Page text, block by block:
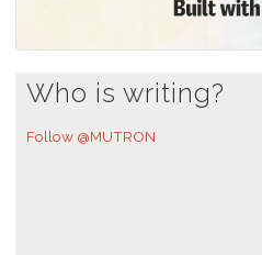
Who is writing?
Follow @MUTRON